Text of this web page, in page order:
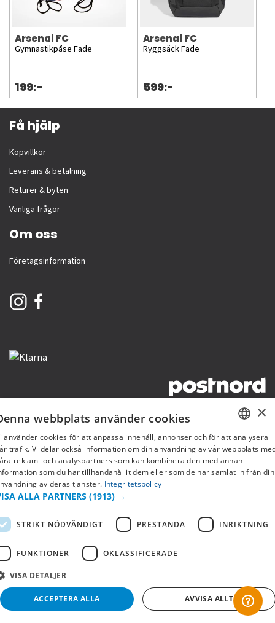
Arsenal FC
Gymnastikpåse Fade
199:-
Arsenal FC
Ryggsäck Fade
599:-
Få hjälp
Köpvillkor
Leverans & betalning
Returer & byten
Vanliga frågor
Om oss
Företagsinformation
Copyright © 2019 This site is Licensed to 377 Sport AB IntegritetspolicyCookies
SWEDISH
FI
×
webbplats använder cookies
använder cookies för att anpassa innehåll, annonser och för att analysera
trafik. Vi delar också information om din användning av vår webbplats
reklam- och analyspartners som kan kombinera den med annan
som du har tillhandahållit dem eller som de har samlat in från din
av deras tjänster. Integritetspolicy
ALLA PARTNERS (1913) →
STRIKT NÖDVÄNDIGT PRESTANDA INRIKTNING
FUNKTIONER OKLASSIFICERADE
VISA DETALJER
ACCEPTERA ALLA AVVISA ALLT